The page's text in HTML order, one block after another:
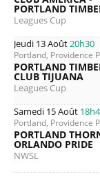
PORTLAND
Leagues Cup
Jeudi 13 Août20h30
Portland, Providence
PORTLAND
CLUB TIJUANA
Leagues Cup
Samedi 15 Août
Portland, Providence
PORTLAND
ORLANDO PRIDE
NWSL